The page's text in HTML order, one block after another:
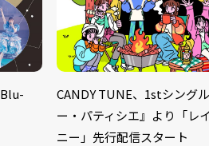
CANDY TUNE、1stシング
ー・パティシエ』より「レ
ニー」先行配信スタート
33